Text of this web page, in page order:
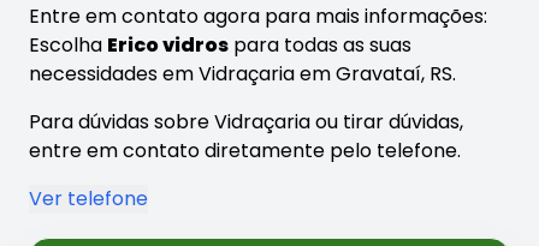
Entre em contato agora para mais informações:
Escolha Erico vidros para todas as suas
necessidades em Vidraçaria em Gravataí, RS.
Para dúvidas sobre Vidraçaria ou tirar dúvidas,
entre em contato diretamente pelo telefone.
Ver telefone